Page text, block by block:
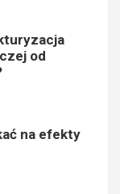
od
na efekty